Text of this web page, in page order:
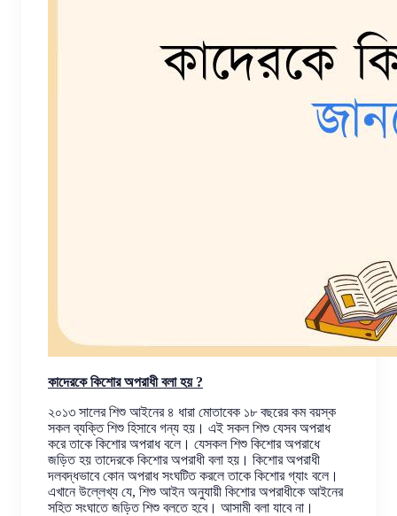
কাদেরকে কিশোর অপরাধী বলা হয় ?
২০১৩ সালের শিশু আইনের ৪ ধারা মোতাবেক ১৮ বছরের কম বয়স্ক
সকল ব্যক্তি শিশু হিসাবে গন্য হয়। এই সকল শিশু যেসব অপরাধ
করে তাকে কিশোর অপরাধ বলে। যেসকল শিশু কিশোর অপরাধে
জড়িত হয় তাদেরকে কিশোর অপরাধী বলা হয়। কিশোর অপরাধী
দলবদ্ধভাবে কোন অপরাধ সংঘটিত করলে তাকে কিশোর গ্যাং বলে।
এখানে উল্লেখ্য যে, শিশু আইন অনুযায়ী কিশোর অপরাধীকে আইনের
সহিত সংঘাতে জড়িত শিশু বলতে হবে। আসামী বলা যাবে না।